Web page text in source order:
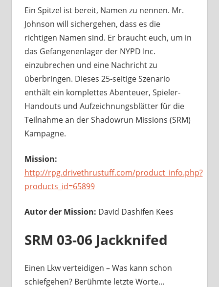
Ein Spitzel ist bereit, Namen zu nennen. Mr.
Johnson will sichergehen, dass es die
richtigen Namen sind. Er braucht euch, um in
das Gefangenenlager der NYPD Inc.
einzubrechen und eine Nachricht zu
überbringen. Dieses 25-seitige Szenario
enthält ein komplettes Abenteuer, Spieler-
Handouts und Aufzeichnungsblätter für die
Teilnahme an der Shadowrun Missions (SRM)
Kampagne.
Mission:
http://rpg.drivethrustuff.com/product_info.php?
products_id=65899
Autor der Mission: David Dashifen Kees
SRM 03-06 Jackknifed
Einen Lkw verteidigen – Was kann schon
schiefgehen? Berühmte letzte Worte…